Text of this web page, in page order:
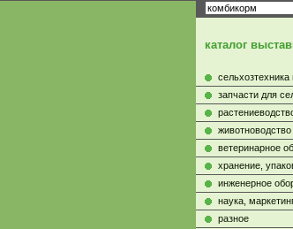
каталог
запчасти для
животноводство
ветеринарное
хранение,
инженерное
наука,
разное